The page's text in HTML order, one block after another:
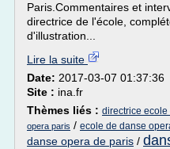
Paris.Commentaires et
directrice de l'école,
d'illustration...
Lire la suite
Date: 2017-03-07 01:37:36
Site : ina.fr
Thèmes liés : directrice
opera paris / ecole de danse
danse opera de paris /